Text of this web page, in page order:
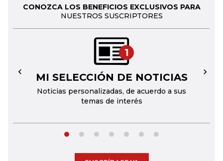
CONOZCA LOS BENEFICIOS EXCLUSIVOS PARA
NUESTROS SUSCRIPTORES
1
MI SELECCIÓN DE NOTICIAS
Noticias personalizadas, de acuerdo a sus
temas de interés
← →